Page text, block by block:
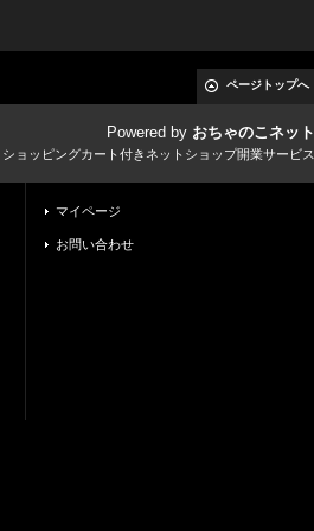
ページトップへ
Powered by おちゃのこネット
ョッピングカート付きネットショップ開業サービス
マイページ
お問い合わせ